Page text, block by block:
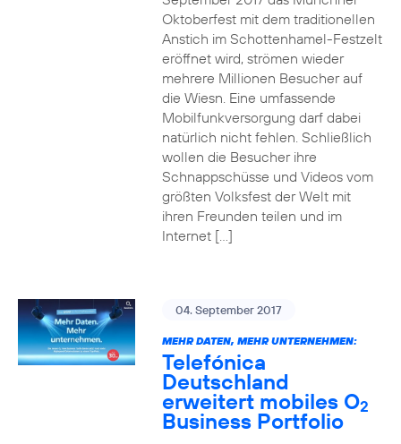
Oktoberfest mit dem traditionellen
Anstich im Schottenhamel-Festzelt
eröffnet wird, strömen wieder
mehrere Millionen Besucher auf
die Wiesn. Eine umfassende
Mobilfunkversorgung darf dabei
natürlich nicht fehlen. Schließlich
wollen die Besucher ihre
Schnappschüsse und Videos vom
größten Volksfest der Welt mit
ihren Freunden teilen und im
Internet […]
04. September 2017
MEHR DATEN, MEHR UNTERNEHMEN:
Telefónica
Deutschland
erweitert mobiles O2
Business Portfolio